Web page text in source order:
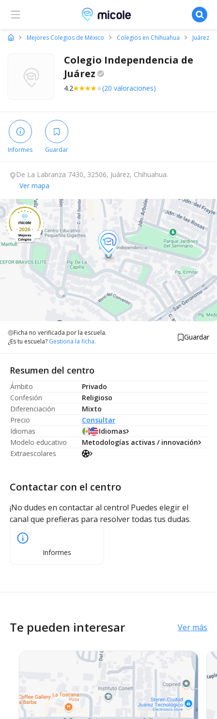
Micole, buscador de colegios
Mejores Colegios de México Colegios en Chihuahua Juárez
Colegio Independencia de
Juárez
4.2 (20 valoraciones)
Informes Guardar
De La Labranza 7430, 32506, Juárez, Chihuahua.
Ver mapa
Ficha no verificada por la escuela.
¿Es tu escuela? Gestiona la ficha. Guardar
Resumen del centro
Ámbito
Privado
Confesión
Religioso
Diferenciación
Mixto
Precio
Consultar
Idiomas
Idiomas
Modelo educativo
Metodologías activas / innovación
Extraescolares
Contactar con el centro
¡No dudes en contactar al centro! Puedes elegir el
canal que prefieras para resolver todas tus dudas.
Informes
Te pueden interesar Ver más